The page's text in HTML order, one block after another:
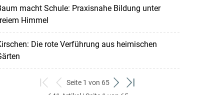
macht Schule: Praxisnahe Bildung unter
Himmel
Die rote Verführung aus heimischen
zum
zurück
Seite 1 von 65
weiterzum